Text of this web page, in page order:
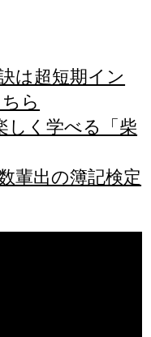
は超短期イン
ら
しく学べる「柴
輩出の簿記検定